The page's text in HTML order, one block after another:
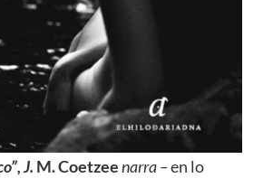
”, J. M. Coetzeenarra –en lo